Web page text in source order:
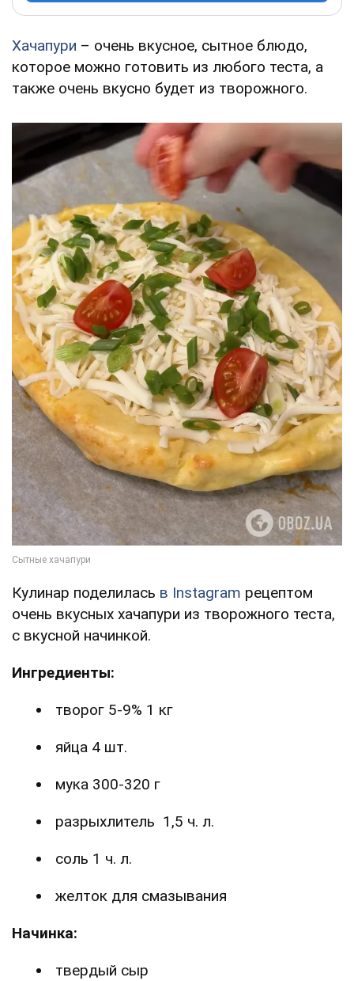
Хачапури – очень вкусное, сытное блюдо,
которое можно готовить из любого теста, а
также очень вкусно будет из творожного.
Кулинар поделилась в Instagram рецептом
очень вкусных хачапури из творожного теста,
с вкусной начинкой.
Ингредиенты:
творог 5-9% 1 кг
яйца 4 шт.
мука 300-320 г
разрыхлитель 1,5 ч. л.
соль 1 ч. л.
желток для смазывания
Начинка:
твердый сыр